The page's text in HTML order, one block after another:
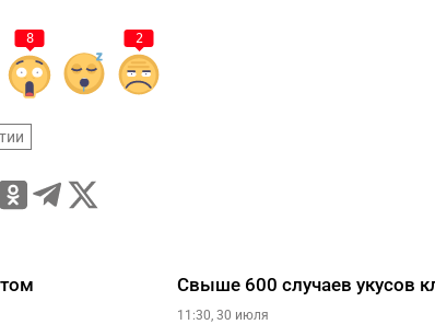
8 2
Свыше 600 случаев укусов
11:30, 30 июля